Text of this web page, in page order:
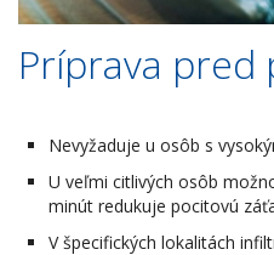
Príprava
Nevyžaduje u osôb s
U veľmi citlivých osôb
minút redukuje pocitovú
V špecifických lokalitách